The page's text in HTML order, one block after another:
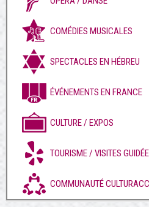
COMÉDIES MUSICALES
SPECTACLES EN HÉBREU
ÉVÉNEMENTS EN FRANCE
CULTURE / EXPOS
TOURISME / VISITES
COMMUNAUTÉ